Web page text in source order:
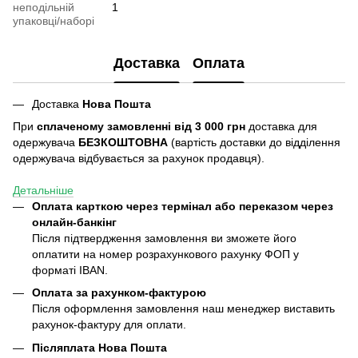
неподільній
упаковці/наборі
1
Доставка Оплата
Доставка Нова Пошта
При сплаченому замовленні від 3 000 грн доставка для
одержувача БЕЗКОШТОВНА (вартість доставки до відділення
одержувача відбувається за рахунок продавця).
Детальніше
Оплата карткою через термінал або переказом через
онлайн-банкінг
Після підтвердження замовлення ви зможете його
оплатити на номер розрахункового рахунку ФОП у
форматі IBAN.
Оплата за рахунком-фактурою
Після оформлення замовлення наш менеджер виставить
рахунок-фактуру для оплати.
Післяплата Нова Пошта